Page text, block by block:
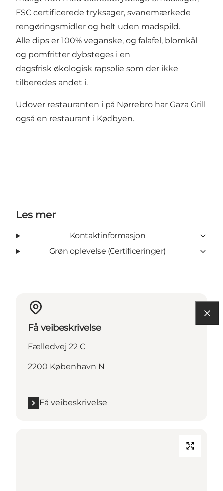
FSC certificerede tryksager, svanemærkede
rengøringsmidler og helt uden madspild.
Alle dips er 100% veganske, og falafel, blomkål
og pomfritter dybsteges i en
dagsfrisk økologisk rapsolie som der ikke
tilberedes andet i.
Udover restauranten i på Nørrebro har Gaza Grill
også en restaurant i Kødbyen.
Les mer
Kontaktinformasjon
Grøn oplevelse (Certificeringer)
Få veibeskrivelse
Fælledvej 22 C
2200 København N
Få veibeskrivelse